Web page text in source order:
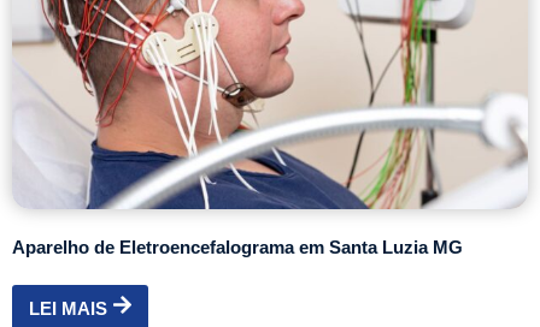
Aparelho de Eletroencefalograma em Santa Luzia MG
LEI MAIS